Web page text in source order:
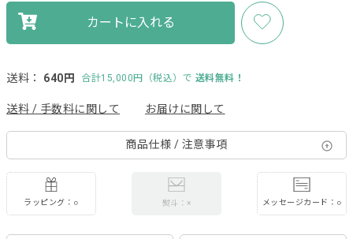
カートに入れる
送料： 640円 合計15,000円（税込）で 送料無料！
送料 / 手数料に関して お届けに関して
商品仕様 / 注意事項
ラッピング：○ 熨斗：× メッセージカード：○